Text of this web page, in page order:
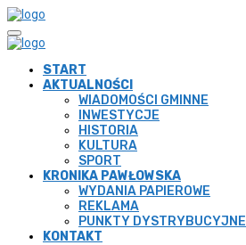
START
AKTUALNOŚCI
WIADOMOŚCI GMINNE
INWESTYCJE
HISTORIA
KULTURA
SPORT
KRONIKA PAWŁOWSKA
WYDANIA PAPIEROWE
REKLAMA
PUNKTY DYSTRYBUCYJNE
KONTAKT